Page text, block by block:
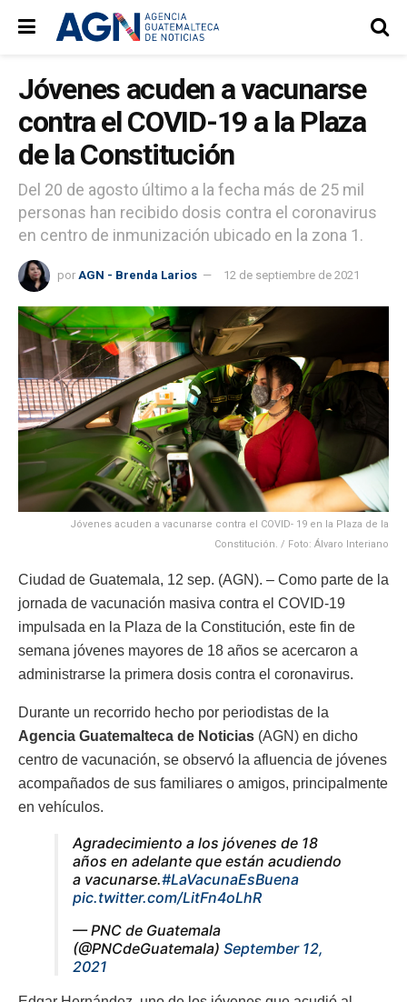
Jóvenes acuden a vacunarse
contra el COVID-19 a la Plaza
de la Constitución
Del 20 de agosto último a la fecha más de 25 mil
personas han recibido dosis contra el coronavirus
en centro de inmunización ubicado en la zona 1.
por AGN - Brenda Larios 12 de septiembre de 2021
Jóvenes acuden a vacunarse contra el COVID- 19 en la Plaza de la
Constitución. / Foto: Álvaro Interiano
Ciudad de Guatemala, 12 sep. (AGN). – Como parte de la
jornada de vacunación masiva contra el COVID-19
impulsada en la Plaza de la Constitución, este fin de
semana jóvenes mayores de 18 años se acercaron a
administrarse la primera dosis contra el coronavirus.
Durante un recorrido hecho por periodistas de la
Agencia Guatemalteca de Noticias (AGN) en dicho
centro de vacunación, se observó la afluencia de jóvenes
acompañados de sus familiares o amigos, principalmente
en vehículos.
Agradecimiento a los jóvenes de 18
años en adelante que están acudiendo
a vacunarse.#LaVacunaEsBuena
pic.twitter.com/LitFn4oLhR
— PNC de Guatemala
(@PNCdeGuatemala) September 12,
2021